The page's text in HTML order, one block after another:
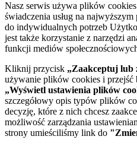
Nasz serwis używa plików
świadczenia usług na
do indywidualnych potrzeb
jest także korzystanie z narzędzi
funkcji mediów
Kliknij przycisk „Zaakceptuj lub
używanie plików cookies i przejść
„Wyświetl ustawienia plików
szczegółowy opis typów plików
decyzję, które z nich chcesz
możliwość zarządzania
strony umieściliśmy link do